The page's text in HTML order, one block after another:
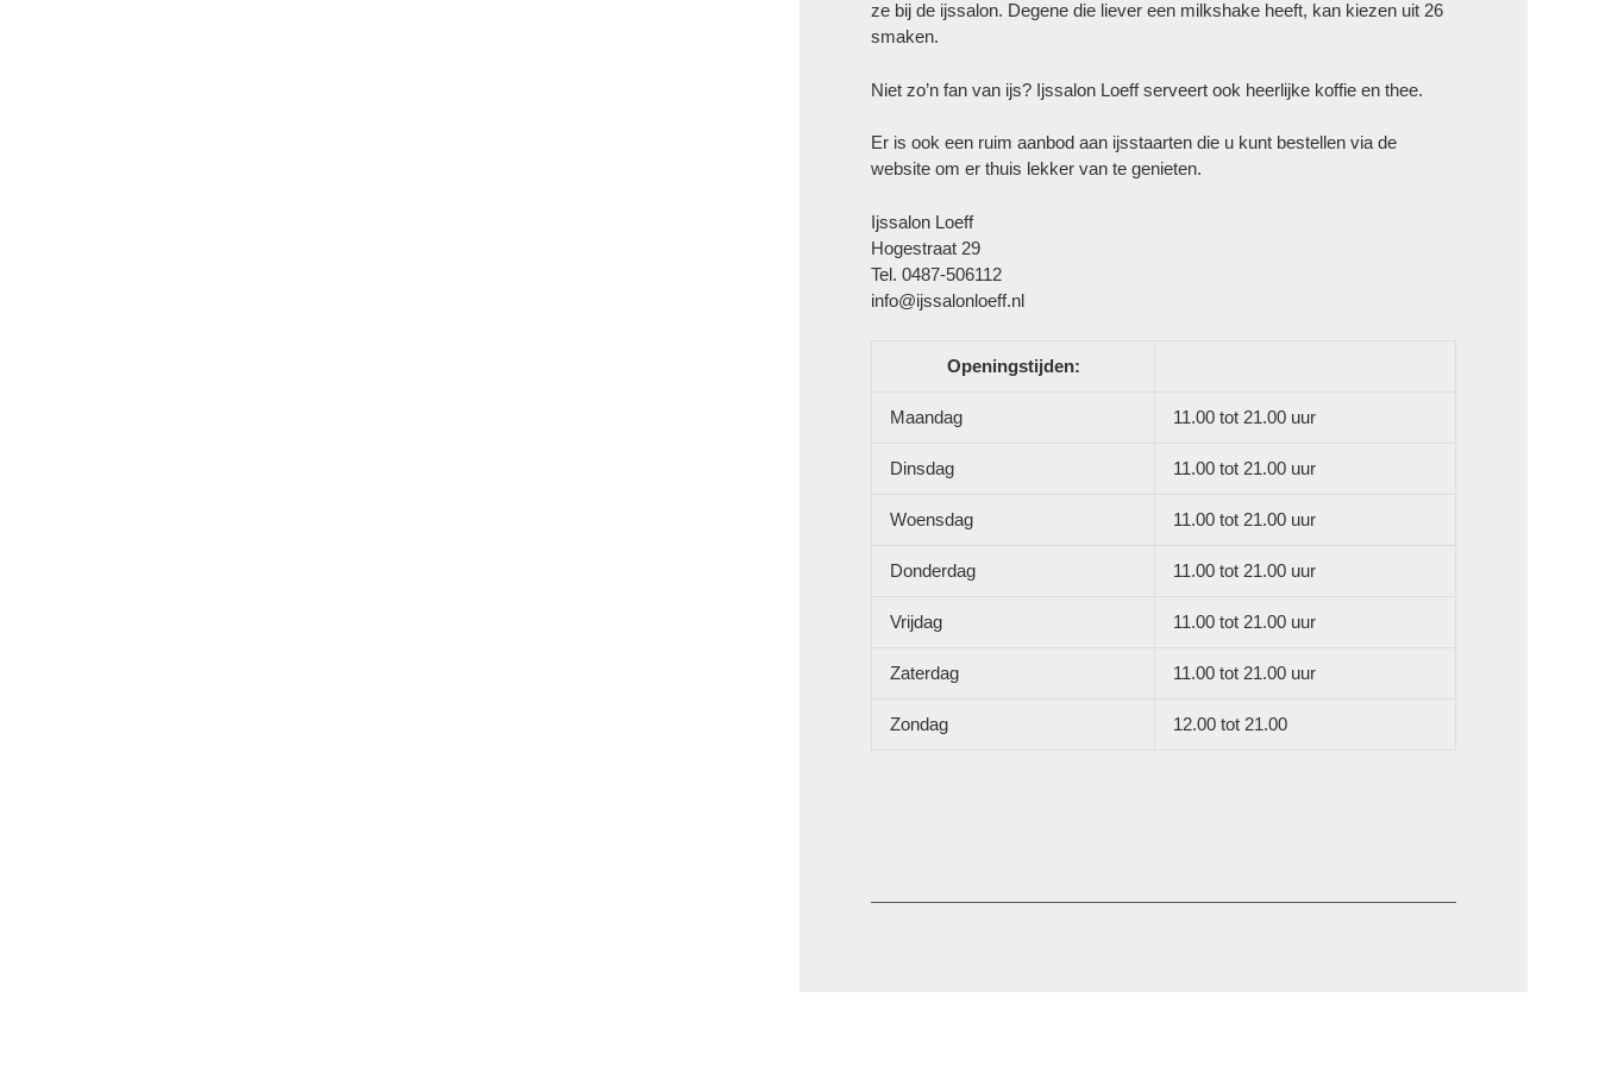
ze bij de ijssalon. Degene die liever een milkshake heeft, kan kiezen uit 26
smaken.
Niet zo’n fan van ijs? Ijssalon Loeff serveert ook heerlijke koffie en thee.
Er is ook een ruim aanbod aan ijsstaarten die u kunt bestellen via de
website om er thuis lekker van te genieten.
Ijssalon Loeff
Hogestraat 29
Tel. 0487-506112
info@ijssalonloeff.nl
Openingstijden:
Maandag 11.00 tot 21.00 uur
Dinsdag 11.00 tot 21.00 uur
Woensdag 11.00 tot 21.00 uur
Donderdag 11.00 tot 21.00 uur
Vrijdag 11.00 tot 21.00 uur
Zaterdag 11.00 tot 21.00 uur
Zondag 12.00 tot 21.00